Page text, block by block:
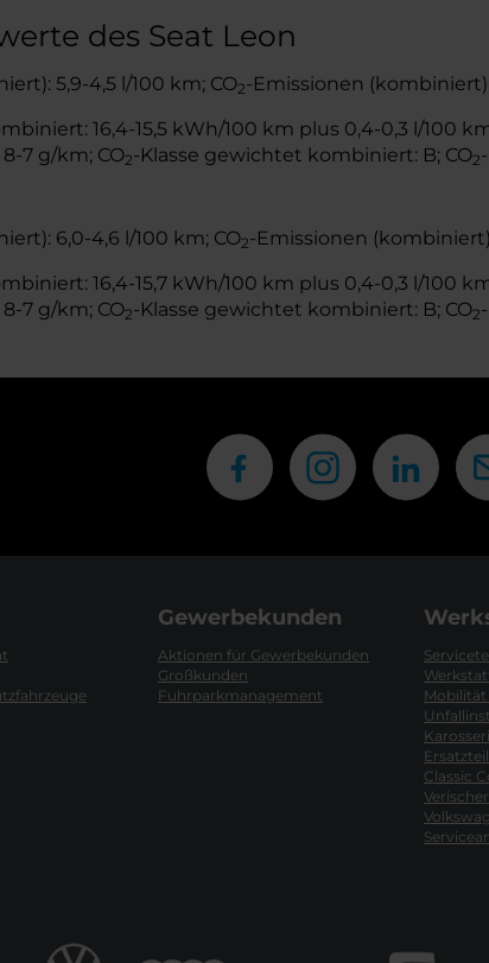
des Seat Leon
5,9-4,5 l/100 km; CO2-Emissionen (kombiniert):
16,4-15,5 kWh/100 km plus 0,4-0,3 l/100
7 g/km; CO2-Klasse gewichtet kombiniert: B; CO2
6,0-4,6 l/100 km; CO2-Emissionen (kombiniert):
16,4-15,7 kWh/100 km plus 0,4-0,3 l/100
7 g/km; CO2-Klasse gewichtet kombiniert: B; CO2
Gewerbekunden
Aktionen für Gewerbekunden
Großkunden
Fuhrparkmanagement
Classic